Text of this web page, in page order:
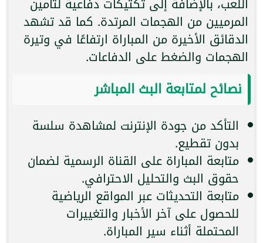
المرميين من الهجمات المرتدة. كما قد تشهد
الدقائق الأخيرة من المباراة ارتفاعًا في وتيرة
الهجمات والضغط على الدفاعات.
نصائح لمتابعة البث المباشر
التأكد من جودة الإنترنت لمشاهدة سلسة
بدون تقطيع.
متابعة المباراة على القناة الرسمية لضمان
حقوق البث والتحليل الاحترافي.
متابعة التحديثات عبر المواقع الرياضية
للحصول على آخر الأخبار والتغييرات
المحتملة أثناء سير المباراة.